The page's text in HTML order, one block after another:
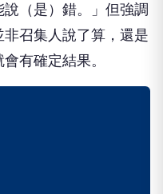
（是）錯。」但強調
召集人說了算，還是
有確定結果。